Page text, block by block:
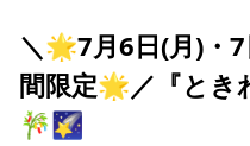
＼🌟7月6日(月)・
間限定🌟／『とき
🎋🌠